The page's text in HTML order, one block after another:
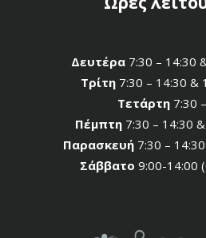
Δευτέρα 7:30 – 14:30
Τρίτη 7:30 – 14:30 &
Τετάρτη7:30
Πέμπτη7:30 – 14:30
Παρασκευή7:30 –
Σάββατο 9:00-14:00